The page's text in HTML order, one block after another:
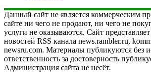
Данный сайт не является коммерческим
сайте ни чего не продают, ни чего не
услуги не оказываются. Сайт
новостей RSS канала news.rambler.ru,
newsru.com. Материалы публикуются без
ответственность за достоверность
Администрация сайта не несёт.